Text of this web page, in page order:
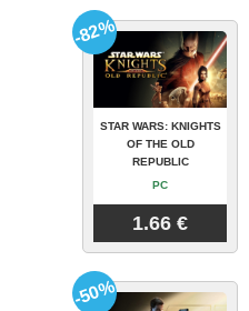
STAR WARS: KNIGHTS
OF THE OLD
REPUBLIC
PC
1.66 €
-82%
-50%